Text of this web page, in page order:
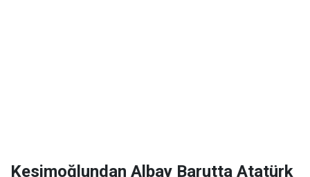
Kesimoğlundan Albay Barutta Atatürk